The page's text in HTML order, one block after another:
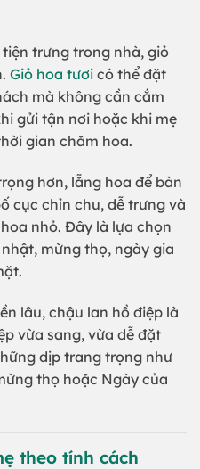
trưng trong nhà, giỏ
Giỏ hoa tươi có thể đặt
mà không cần cắm
gửi tận nơi hoặc khi mẹ
gian chăm hoa.
hơn, lẵng hoa để bàn
cục chỉn chu, dễ trưng và
nhỏ. Đây là lựa chọn
mừng thọ, ngày gia
lâu, chậu lan hồ điệp là
vừa sang, vừa dễ đặt
dịp trang trọng như
thọ hoặc Ngày của
theo tính cách